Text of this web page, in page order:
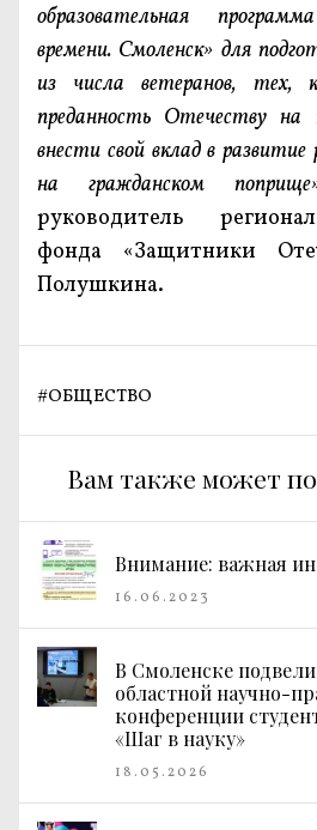
образовательная
времени. Смоленск» для
из числа ветеранов, тех,
преданность Отечеству
внести свой вклад в
на гражданском
руководитель
фонда «Защитники
Полушкина.
#ОБЩЕСТВО
Вам также может
Внимание: важная
16.06.2023
В Смоленске
областной научно-
конференции
«Шаг в науку»
18.05.2026